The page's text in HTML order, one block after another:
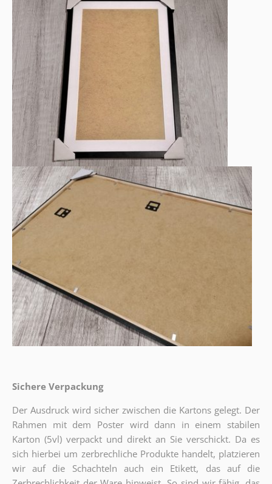
Sichere Verpackung
Der Ausdruck wird sicher zwischen die Kartons gelegt. Der
Rahmen mit dem Poster wird dann in einem stabilen
Karton (5vl) verpackt und direkt an Sie verschickt. Da es
sich hierbei um zerbrechliche Produkte handelt, platzieren
wir auf die Schachteln auch ein Etikett, das auf die